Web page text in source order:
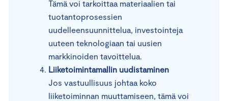
Tämä voi tarkoittaa materiaalien tai
tuotantoprosessien
uudelleensuunnittelua, investointeja
uuteen teknologiaan tai uusien
markkinoiden tavoittelua.
Liiketoimintamallin uudistaminen
Jos vastuullisuus johtaa koko
liiketoiminnan muuttamiseen, tämä voi